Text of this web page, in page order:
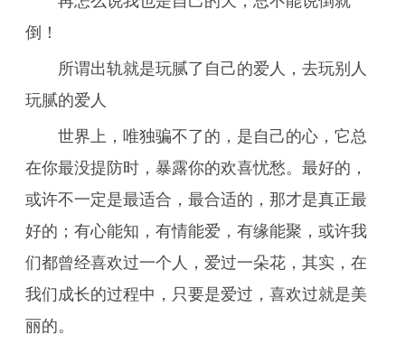
倒！
所谓出轨就是玩腻了自己的爱人，去玩别人
玩腻的爱人
世界上，唯独骗不了的，是自己的心，它总
在你最没提防时，暴露你的欢喜忧愁。最好的，
或许不一定是最适合，最合适的，那才是真正最
好的；有心能知，有情能爱，有缘能聚，或许我
们都曾经喜欢过一个人，爱过一朵花，其实，在
我们成长的过程中，只要是爱过，喜欢过就是美
丽的。